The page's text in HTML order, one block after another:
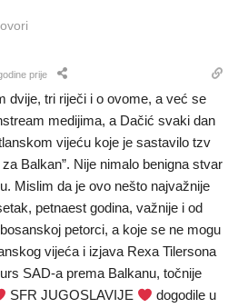
prije
dvije, tri riječi i o ovome, a već se
medijima, a Dačić svaki dan
vijeću koje je sastavilo tzv
Balkan”. Nije nimalo benigna stvar
Mislim da je ovo nešto najvažnije
petnaest godina, važnije i od
petorci, a koje se ne mogu
vijeća i izjava Rexa Tilersona
SAD-a prema Balkanu, točnije
SFR JUGOSLAVIJE
dogodile u